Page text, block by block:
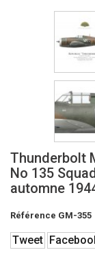
Thunderbolt
No 135
automne
Référence GM-355
Tweet